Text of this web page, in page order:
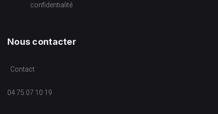
confidentialité
Nous contacter
Contact
04 75 07 10 19